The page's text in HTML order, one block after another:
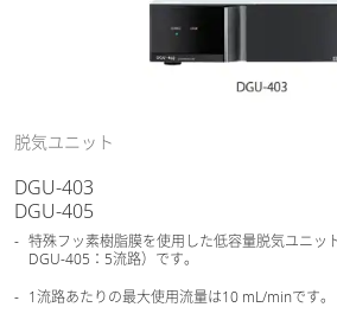
脱気ユニット
DGU-403
DGU-405
特殊フッ素樹脂膜を使用した低容量脱気ユニッ
DGU-405：5流路）です。
1流路あたりの最大使用流量は10 mL/minです。